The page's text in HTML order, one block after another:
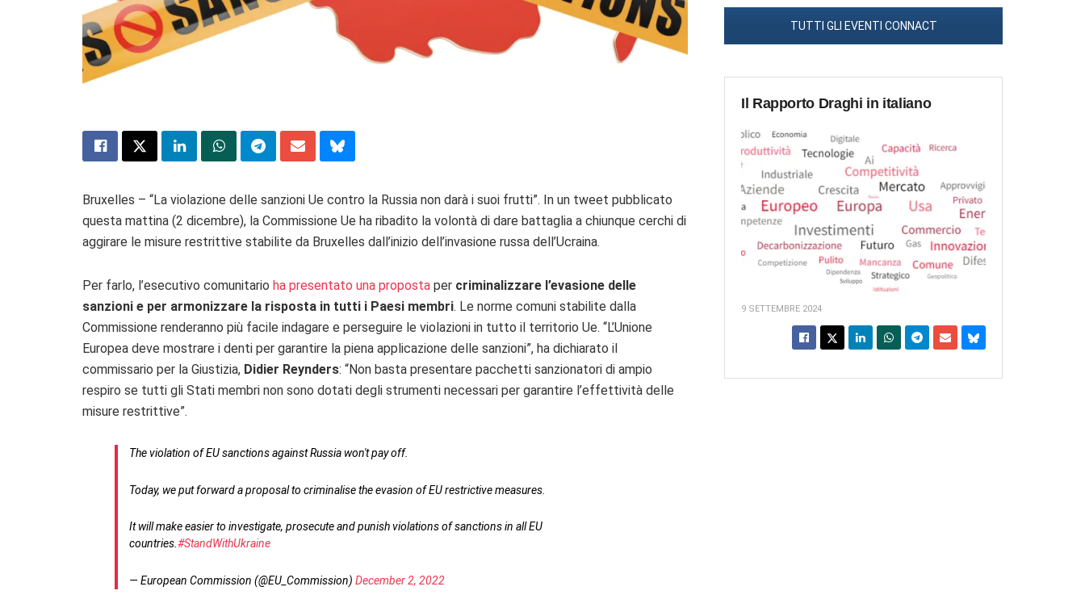
Bruxelles – “La violazione delle sanzioni Ue contro la Russia non darà i suoi frutti”. In un tweet pubblicato
questa mattina (2 dicembre), la Commissione Ue ha ribadito la volontà di dare battaglia a chiunque cerchi di
aggirare le misure restrittive stabilite da Bruxelles dall’inizio dell’invasione russa dell’Ucraina.
Per farlo, l’esecutivo comunitario ha presentato una proposta per criminalizzare l’evasione delle
sanzioni e per armonizzare la risposta in tutti i Paesi membri. Le norme comuni stabilite dalla
Commissione renderanno più facile indagare e perseguire le violazioni in tutto il territorio Ue. “L’Unione
Europea deve mostrare i denti per garantire la piena applicazione delle sanzioni”, ha dichiarato il
commissario per la Giustizia, Didier Reynders: “Non basta presentare pacchetti sanzionatori di ampio
respiro se tutti gli Stati membri non sono dotati degli strumenti necessari per garantire l’effettività delle
misure restrittive”.
The violation of EU sanctions against Russia won't pay off.
Today, we put forward a proposal to criminalise the evasion of EU restrictive measures.
It will make easier to investigate, prosecute and punish violations of sanctions in all EU
countries.#StandWithUkraine
— European Commission (@EU_Commission) December 2, 2022
TUTTI GLI EVENTI CONNACT
Il Rapporto Draghi in italiano
9 SETTEMBRE 2024